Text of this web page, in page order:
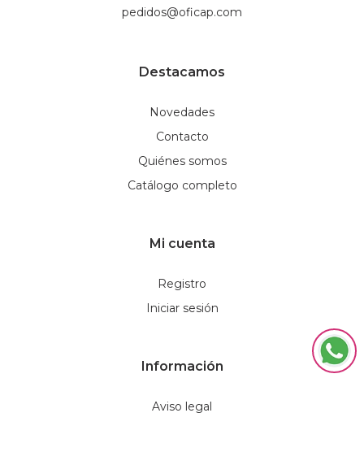
pedidos@oficap.com
Destacamos
Novedades
Contacto
Quiénes somos
Catálogo completo
Mi cuenta
Registro
Iniciar sesión
Información
Aviso legal